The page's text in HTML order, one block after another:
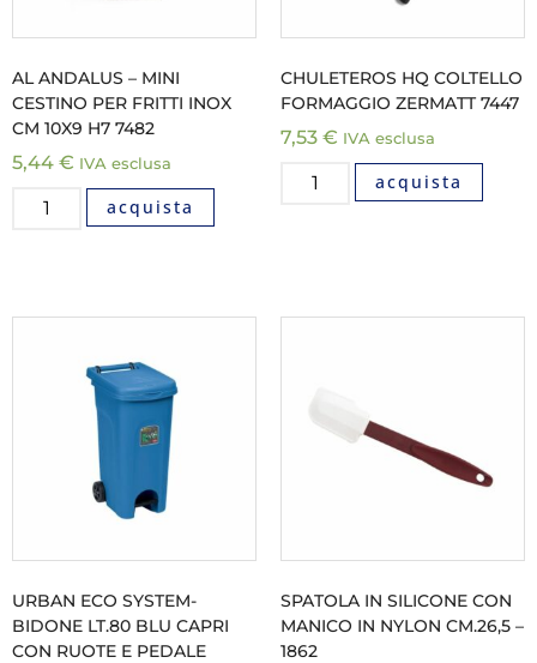
AL ANDALUS – MINI
CESTINO PER FRITTI INOX
CM 10X9 H7 7482
5,44 € IVA esclusa
acquista
CHULETEROS HQ COLTELLO
FORMAGGIO ZERMATT 7447
7,53 € IVA esclusa
acquista
URBAN ECO SYSTEM-
BIDONE LT.80 BLU CAPRI
CON RUOTE E PEDALE
SPATOLA IN SILICONE CON
MANICO IN NYLON CM.26,5 –
1862